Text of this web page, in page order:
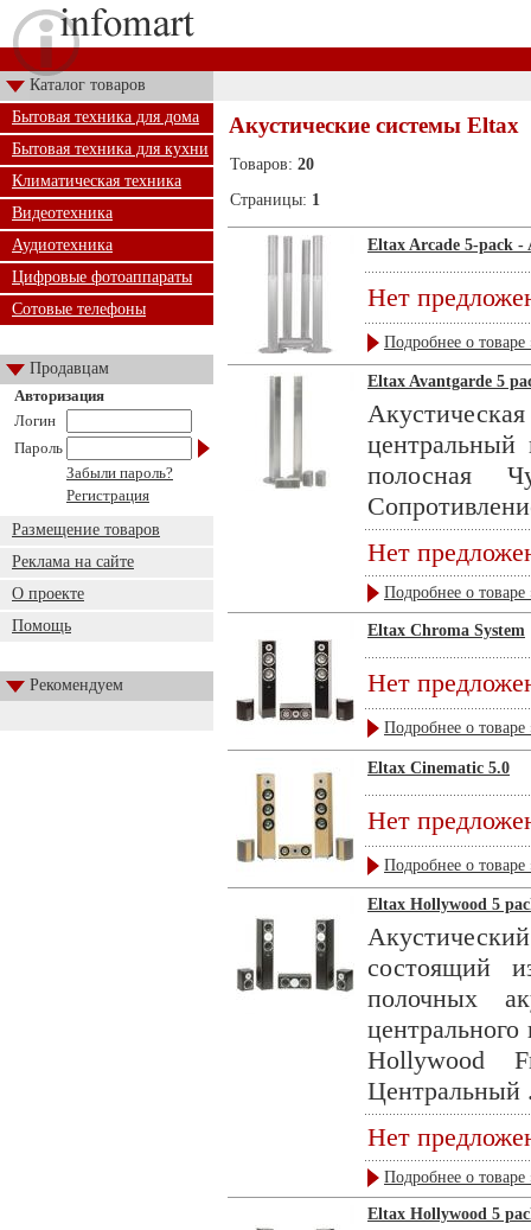
Каталог товаров
Бытовая техника для дома
Бытовая техника для кухни
Климатическая техника
Видеотехника
Аудиотехника
Цифровые фотоаппараты
Сотовые телефоны
Продавцам
Авторизация
Логин
Пароль
Забыли пароль?
Регистрация
Размещение товаров
Реклама на сайте
О проекте
Помощь
Рекомендуем
Акустические системы Eltax
Товаров: 20
Страницы: 1
Eltax Arcade 5-pack
Нет
Подробнее о товаре
Eltax Avantgarde 5
центральный
полосная
Нет
Подробнее о товаре
Eltax Chroma System
Нет
Подробнее о товаре
Eltax Cinematic 5.0
Нет
Подробнее о товаре
Eltax Hollywood 5
состоящий
полочных
Hollywood
Центральный
Нет
Подробнее о товаре
Eltax Hollywood 5